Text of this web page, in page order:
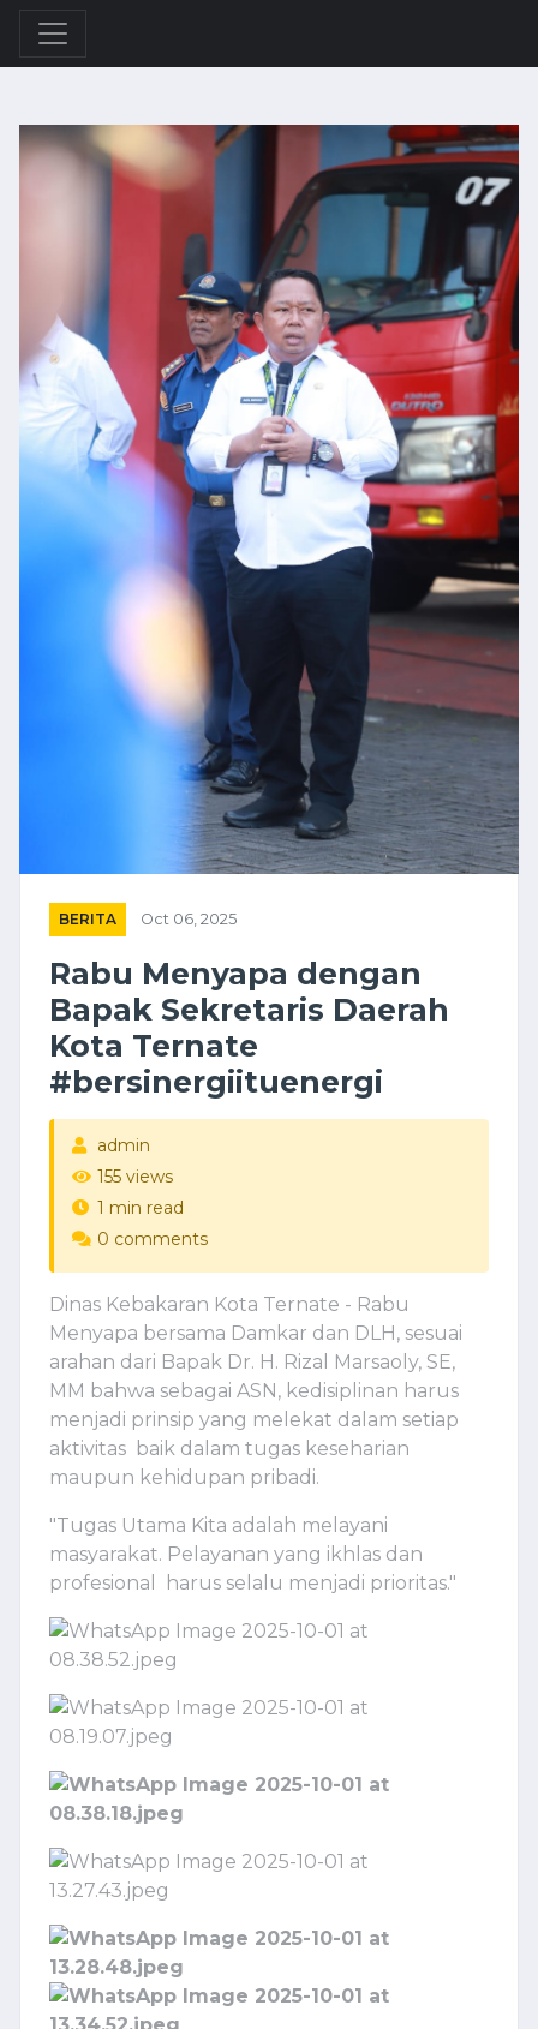
BERITA Oct 06, 2025
Rabu Menyapa dengan
Bapak Sekretaris Daerah
Kota Ternate
#bersinergiituenergi
admin
155 views
1 min read
0 comments
Dinas Kebakaran Kota Ternate - Rabu
Menyapa bersama Damkar dan DLH, sesuai
arahan dari Bapak Dr. H. Rizal Marsaoly, SE,
MM bahwa sebagai ASN, kedisiplinan harus
menjadi prinsip yang melekat dalam setiap
aktivitas baik dalam tugas keseharian
maupun kehidupan pribadi.
"Tugas Utama Kita adalah melayani
masyarakat. Pelayanan yang ikhlas dan
profesional harus selalu menjadi prioritas."